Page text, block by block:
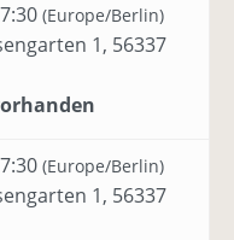
(Europe/Berlin)
1, 56337
(Europe/Berlin)
1, 56337